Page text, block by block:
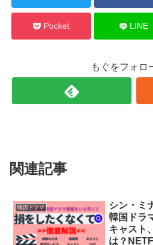
Pocket LINE
もぐをフォロ
関連記事
韓国ドラマ
シン・ミ
韓国ドラ
キャスト
は？